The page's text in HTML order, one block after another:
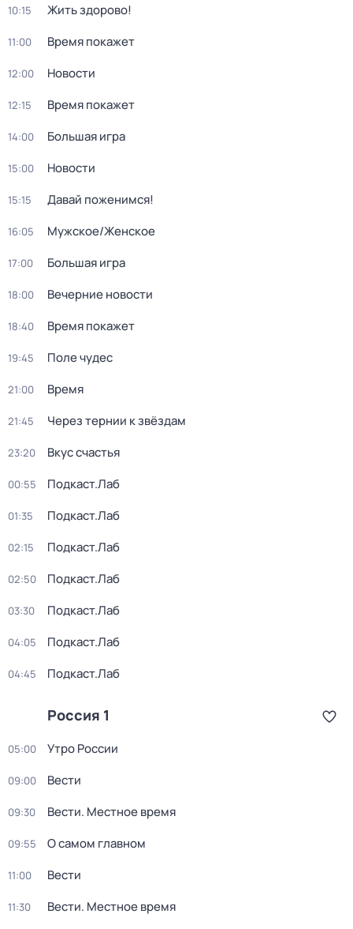
10:15 Жить здорово!
11:00 Время покажет
12:00 Новости
12:15 Время покажет
14:00 Большая игра
15:00 Новости
15:15 Давай поженимся!
16:05 Мужское/Женское
17:00 Большая игра
18:00 Вечерние новости
18:40 Время покажет
19:45 Поле чудес
21:00 Время
21:45 Через тернии к звёздам
23:20 Вкус счастья
00:55 Подкаст.Лаб
01:35 Подкаст.Лаб
02:15 Подкаст.Лаб
02:50 Подкаст.Лаб
03:30 Подкаст.Лаб
04:05 Подкаст.Лаб
04:45 Подкаст.Лаб
Россия 1
05:00 Утро России
09:00 Вести
09:30 Вести. Местное время
09:55 О самом главном
11:00 Вести
11:30 Вести. Местное время